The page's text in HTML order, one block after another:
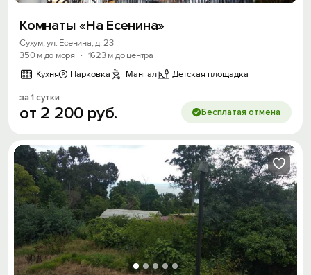
Комнаты «На Есенина»
Сухум, ул. Есенина, д. 23
350 м до моря
· 1623 м до центра
Кухня
Парковка Мангал Детская площадка
за 1 сутки
от 2 200 руб. Бесплатая отмена